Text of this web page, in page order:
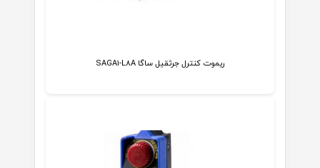
ریموت کنترل جرثقیل ساگا SAGA1-L8A